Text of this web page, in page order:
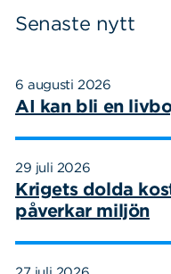
Senaste nytt
6 augusti 2026
AI kan bli en
29 juli 2026
Krigets dolda
påverkar miljön
Sök på sidan:Sök